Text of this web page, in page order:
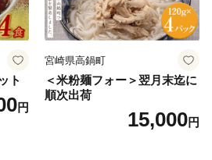
ト
円
宮崎県高鍋町
＜米粉麺フォー＞翌月末迄に
順次出荷
15,000円